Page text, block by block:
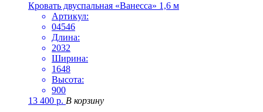
Кровать двуспальная «Ванесса» 1,6 м
Артикул:
04546
Длина:
2032
Ширина:
1648
Высота:
900
13 400 р. В корзину